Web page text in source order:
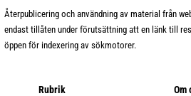
Rubrik Om
Återpublicering och användning av material från
endast tillåten under förutsättning att en länk till
öppen för indexering av sökmotorer.